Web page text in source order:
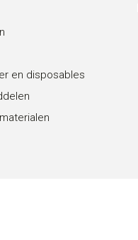
en disposables